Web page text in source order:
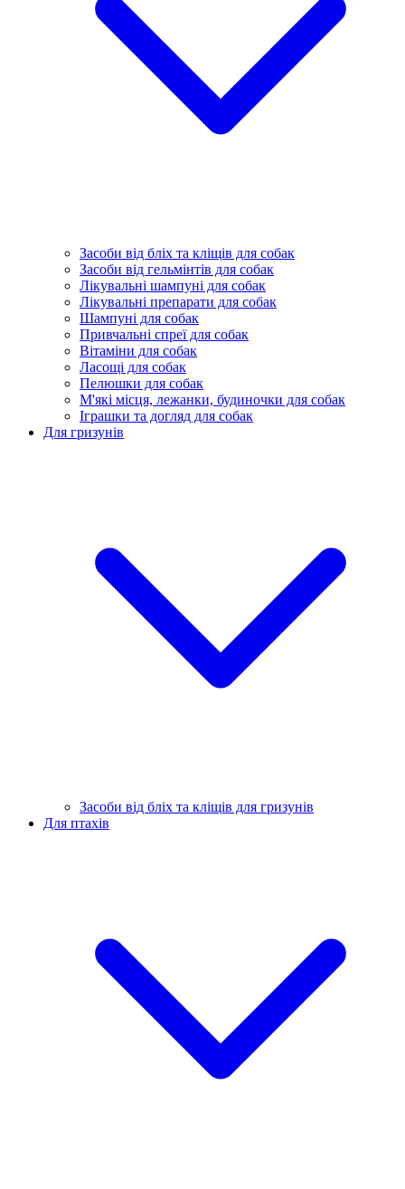
Засоби від бліх та кліщів для собак
Засоби від гельмінтів для собак
Лікувальні шампуні для собак
Лікувальні препарати для собак
Шампуні для собак
Привчальні спреї для собак
Вітаміни для собак
Ласощі для собак
Пелюшки для собак
М'які місця, лежанки, будиночки для собак
Іграшки та догляд для собак
Для гризунів
Засоби від бліх та кліщів для гризунів
Для птахів